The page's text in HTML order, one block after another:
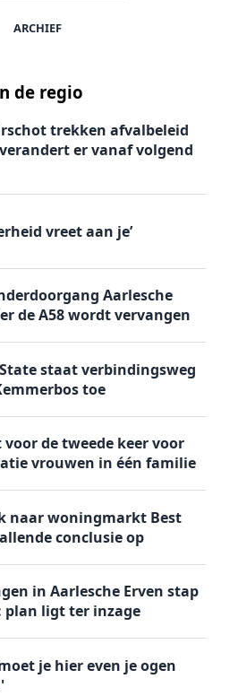
ARCHIEF
de regio
trekken afvalbeleid
er vanaf volgend
vreet aan je’
Aarlesche
de A58 wordt vervangen
staat verbindingsweg
toe
voor de tweede keer voor
vrouwen in één familie
naar woningmarkt Best
conclusie op
in Aarlesche Erven stap
ligt ter inzage
je hier even je ogen